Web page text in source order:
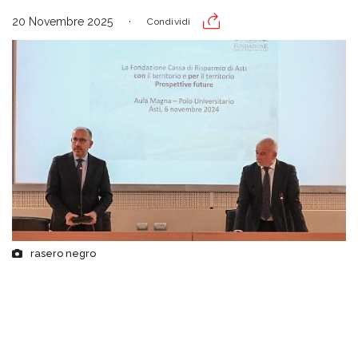
20 Novembre 2025 Condividi
rasero negro